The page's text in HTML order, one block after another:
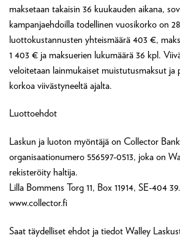
maksetaan takaisin 36 kuukauden aikana,
kampanjaehdoilla todellinen vuosikorko on
luottokustannusten yhteismäärä 403 €,
1 403 € ja maksuerien lukumäärä 36 kpl.
veloitetaan lainmukaiset muistutusmaksut ja
korkoa viivästyneeltä ajalta.
Luottoehdot
Laskun ja luoton myöntäjä on Collector
organisaationumero 556597-0513, joka on
rekisteröity haltija.
Lilla Bommens Torg 11, Box 11914, SE-404
www.collector.fi
Saat täydelliset ehdot ja tiedot Walley